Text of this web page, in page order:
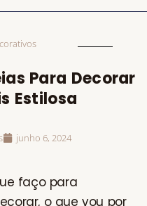
Para Decorar
Estilosa
junho 6, 2024
faço para
o que vou por